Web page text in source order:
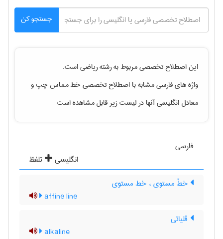
جستجو کن
این اصطلاح تخصصی مربوط به رشتهرياضیاست.
واژه های فارسی مشابه با اصطلاح تخصصیخط مماس چپو
معادل انگلیسی آنها در لیست زیر قابل مشاهده است
فارسی
انگلیسی
تلفظ
خطّ مستوی ، خط مستوی
affine line
قلیائی
alkaline